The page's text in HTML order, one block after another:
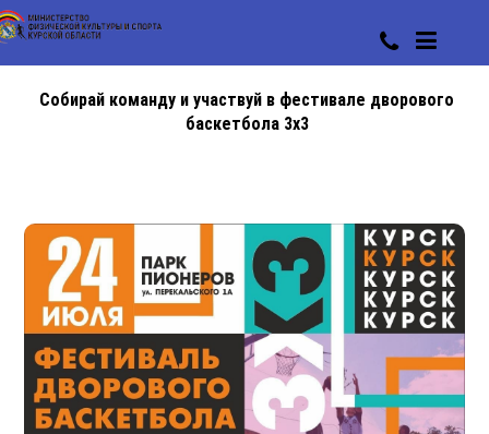
Cобирай команду и участвуй в фестивале дворового
баскетбола 3х3